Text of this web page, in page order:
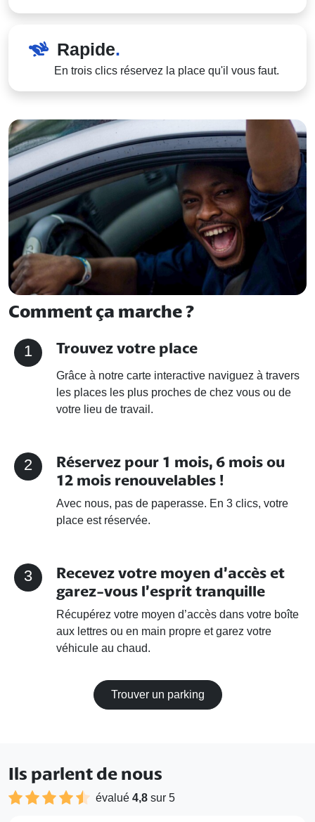
Rapide.
En trois clics réservez la place qu'il vous faut.
Comment ça marche ?
1 Trouvez votre place
Grâce à notre carte interactive naviguez à travers
les places les plus proches de chez vous ou de
votre lieu de travail.
2
Réservez pour 1 mois, 6 mois ou
12 mois renouvelables !
Avec nous, pas de paperasse. En 3 clics, votre
place est réservée.
3
Recevez votre moyen d’accès et
garez-vous l’esprit tranquille
Récupérez votre moyen d’accès dans votre boîte
aux lettres ou en main propre et garez votre
véhicule au chaud.
Trouver un parking
Ils parlent de nous
évalué 4,8 sur 5